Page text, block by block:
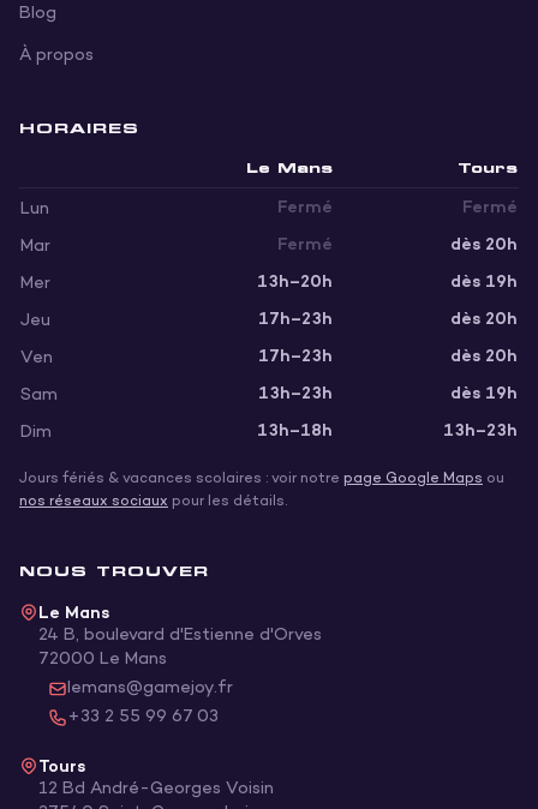
Blog
À propos
HORAIRES
Le Mans Tours
Lun Fermé Fermé
Mar Fermé dès 20h
Mer 13h–20h dès 19h
Jeu 17h–23h dès 20h
Ven 17h–23h dès 20h
Sam 13h–23h dès 19h
Dim 13h–18h 13h–23h
Jours fériés & vacances scolaires : voir notre page Google Maps ou
nos réseaux sociaux pour les détails.
NOUS TROUVER
Le Mans
24 B, boulevard d'Estienne d'Orves
72000 Le Mans
lemans@gamejoy.fr
+33 2 55 99 67 03
Tours
12 Bd André-Georges Voisin